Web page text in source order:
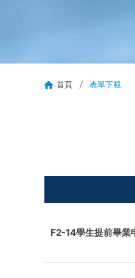
首頁 表單下載
F2-14學生提前畢業